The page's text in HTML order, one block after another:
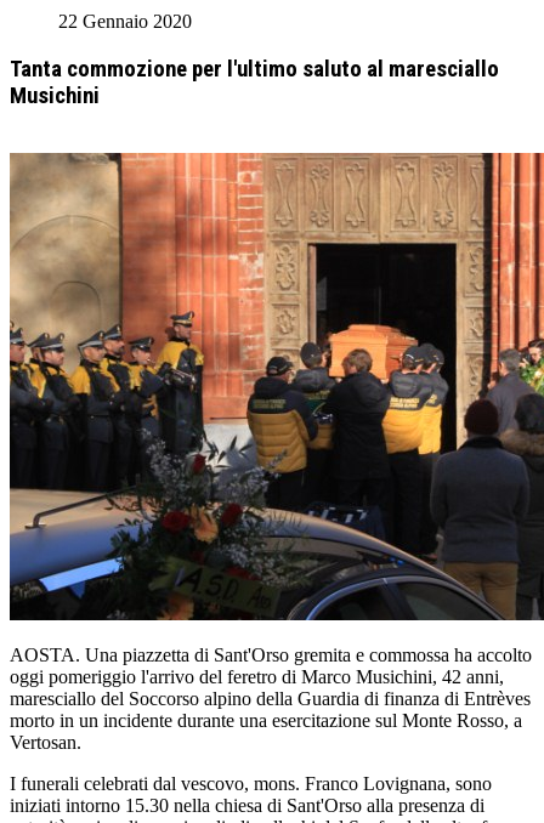
22 Gennaio 2020
Tanta commozione per l'ultimo saluto al maresciallo
Musichini
AOSTA. Una piazzetta di Sant'Orso gremita e commossa ha accolto
oggi pomeriggio l'arrivo del feretro di Marco Musichini, 42 anni,
maresciallo del Soccorso alpino della Guardia di finanza di Entrèves
morto in un incidente durante una esercitazione sul Monte Rosso, a
Vertosan.
I funerali celebrati dal vescovo, mons. Franco Lovignana, sono
iniziati intorno 15.30 nella chiesa di Sant'Orso alla presenza di